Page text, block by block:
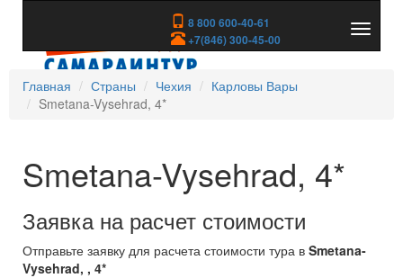
8 800 600-40-61
+7(846) 300-45-00
скрыть
Главная
Страны Чехия
Карловы Вары
Smetana-Vysehrad, 4*
Smetana-Vysehrad, 4*
Заявка на расчет стоимости
Отправьте заявку для расчета стоимости тура в Smetana-
Vysehrad, , 4*